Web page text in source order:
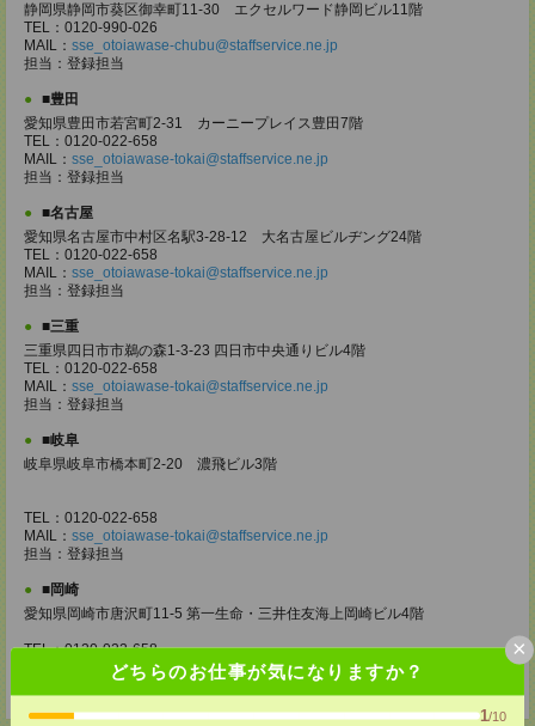
どちらのお仕事が気になりますか？
1/10
×
静岡県静岡市葵区御幸町11-30 エクセルワード静岡ビル11階
TEL：0120-990-026
MAIL： sse_otoiawase-chubu@staffservice.ne.jp
担当：登録担当
■豊田
愛知県豊田市若宮町2-31 カーニープレイス豊田7階
TEL：0120-022-658
MAIL： sse_otoiawase-tokai@staffservice.ne.jp
担当：登録担当
■名古屋
愛知県名古屋市中村区名駅3-28-12 大名古屋ビルヂング24階
TEL：0120-022-658
MAIL： sse_otoiawase-tokai@staffservice.ne.jp
担当：登録担当
■三重
三重県四日市市鵜の森1-3-23 四日市中央通りビル4階
TEL：0120-022-658
MAIL： sse_otoiawase-tokai@staffservice.ne.jp
担当：登録担当
■岐阜
岐阜県岐阜市橋本町2-20 濃飛ビル3階
TEL：0120-022-658
MAIL： sse_otoiawase-tokai@staffservice.ne.jp
担当：登録担当
■岡崎
愛知県岡崎市唐沢町11-5 第一生命・三井住友海上岡崎ビル4階
TEL：0120-022-658
sse_otoiawase-tokai@staffservice.ne.jp
担当：登録担当